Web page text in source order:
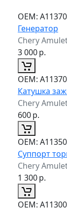
ОЕМ:
Генератор
Chery
3 000р.
ОЕМ:
Катушка
Chery
600р.
ОЕМ:
Суппорт
Chery
1 300р.
ОЕМ: